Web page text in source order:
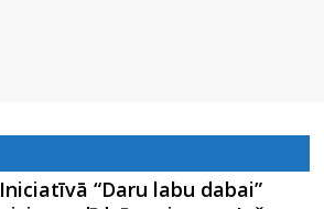
Iniciatīvā “Daru labu dabai”